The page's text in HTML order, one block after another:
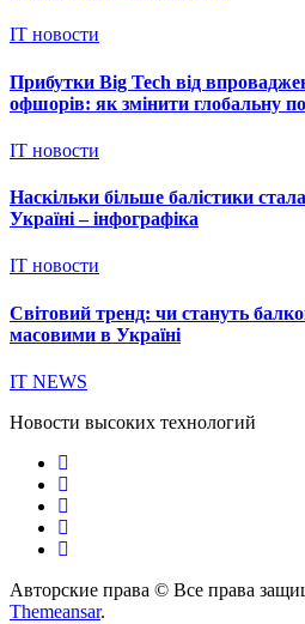
IT новости
Прибутки Big Tech від
офшорів: як змінити глобальну
IT новости
Наскільки більше балістики
Україні – інфографіка
IT новости
Світовий тренд: чи стануть
масовими в Україні
IT NEWS
Новости высоких технологий
Авторские права © Все права
Themeansar.